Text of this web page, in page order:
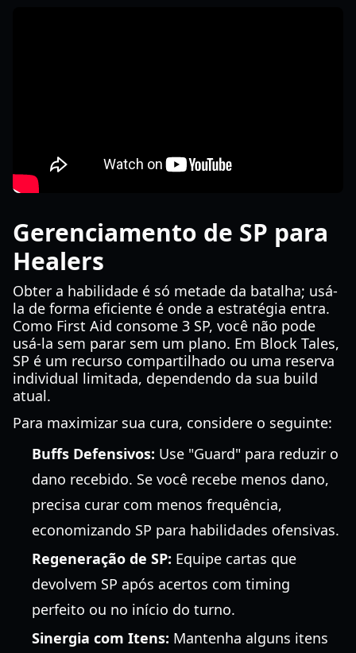
Gerenciamento de SP para
Healers
Obter a habilidade é só metade da batalha; usá-
la de forma eficiente é onde a estratégia entra.
Como First Aid consome 3 SP, você não pode
usá-la sem parar sem um plano. Em Block Tales,
SP é um recurso compartilhado ou uma reserva
individual limitada, dependendo da sua build
atual.
Para maximizar sua cura, considere o seguinte:
Buffs Defensivos: Use "Guard" para reduzir o
dano recebido. Se você recebe menos dano,
precisa curar com menos frequência,
economizando SP para habilidades ofensivas.
Regeneração de SP: Equipe cartas que
devolvem SP após acertos com timing
perfeito ou no início do turno.
Sinergia com Itens: Mantenha alguns itens